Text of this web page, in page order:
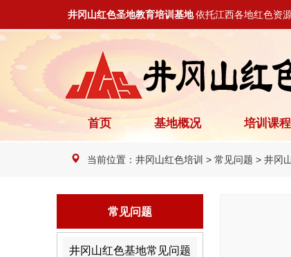
井冈山红色圣地教育培训基地依托江西各地红色资
首页 基地概况 培训课程
当前位置： 井冈山红色培训 > 常见问题 > 井冈
常见问题
井冈山红色基地常见问题